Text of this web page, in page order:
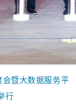
会暨大数据服务平
行